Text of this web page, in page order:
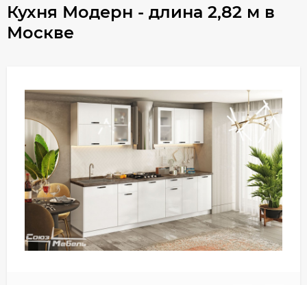
Кухня Модерн - длина 2,82 м в
Москве